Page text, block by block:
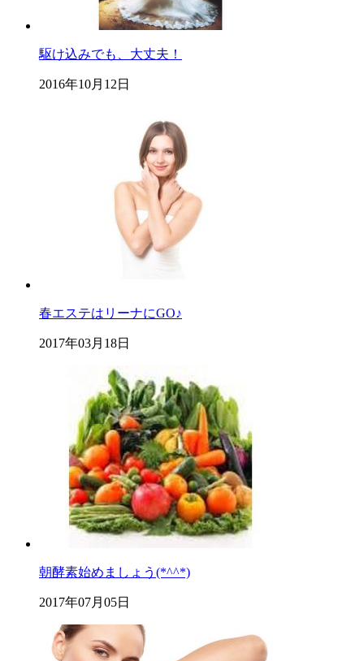
駆け込みでも、大丈夫！
2016年10月12日
春エステはリーナにGO♪
2017年03月18日
朝酵素始めましょう(*^^*)
2017年07月05日